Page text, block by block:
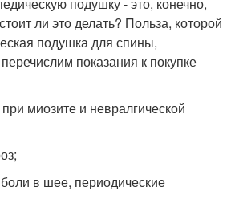
ли это делать? Польза, которой
подушка для спины,
показания к покупке
миозите и невралгической
в шее, периодические